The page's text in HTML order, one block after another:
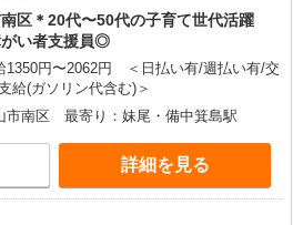
区＊20代〜50代の子育て世代活躍
い者支援員◎
1350円〜2062円 ＜日払い有/週払い有/交
給(ガソリン代含む)＞
市南区 最寄り：妹尾・備中箕島駅
詳細を見る